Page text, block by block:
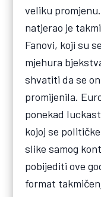
veliku
natjerao je
Fanovi, koji su
mjehura
shvatiti da se
promijenila.
ponekad
kojoj se
slike samog
pobijediti ove
format